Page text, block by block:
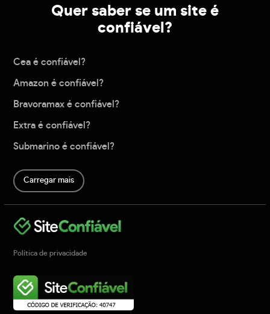
Quer saber se um site é
confiável?
Cea é confiável?
Amazon é confiável?
Bravoramax é confiável?
Extra é confiável?
Submarino é confiável?
Carregar mais
Política de privacidade